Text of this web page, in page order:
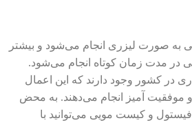
به صورت لیزری انجام می‌شود و بیشتر
در مدت زمان کوتاه انجام می‌شود.
در کشور وجود دارند که این اعمال
موفقیت آمیز انجام می‌دهند. به محض
و کیست مویی می‌توانید با